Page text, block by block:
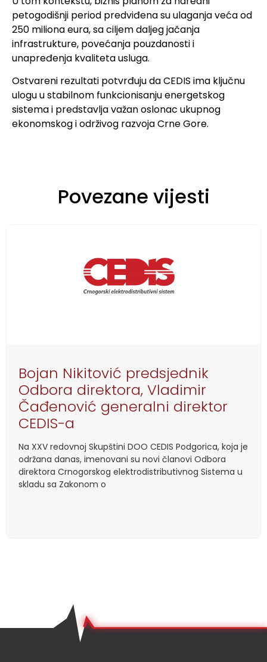
petogodišnji period predviđena su ulaganja veća od
250 miliona eura, sa ciljem daljeg jačanja
infrastrukture, povećanja pouzdanosti i
unapređenja kvaliteta usluga.
Ostvareni rezultati potvrđuju da CEDIS ima ključnu
ulogu u stabilnom funkcionisanju energetskog
sistema i predstavlja važan oslonac ukupnog
ekonomskog i održivog razvoja Crne Gore.
Povezane vijesti
Bojan Nikitović predsjednik
Odbora direktora, Vladimir
Čađenović generalni direktor
CEDIS-a
Na XXV redovnoj Skupštini DOO CEDIS Podgorica, koja je
održana danas, imenovani su novi članovi Odbora
direktora Crnogorskog elektrodistributivnog Sistema u
skladu sa Zakonom o